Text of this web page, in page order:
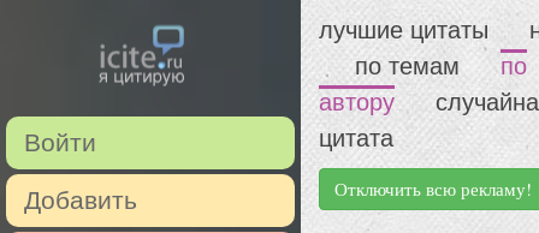
Войти
Добавить
лучшие цитаты
по темам
по
автору
цитата
Отключить всю рекламу!